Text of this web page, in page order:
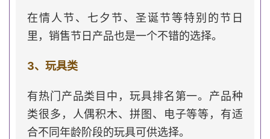
在情人节、七夕节、圣诞节等特别的节日
里，销售节日产品也是一个不错的选择。
3、玩具类
有热门产品类目中，玩具排名第一。产品种
类很多，人偶积木、拼图、电子等等，有适
合不同年龄阶段的玩具可供选择。